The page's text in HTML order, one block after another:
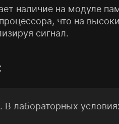
наличие на модуле
что на
сигнал.
лабораторных